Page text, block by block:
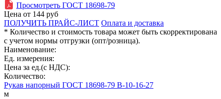
Просмотреть ГОСТ 18698-79
Цена от 144 руб
ПОЛУЧИТЬ ПРАЙС-ЛИСТ Оплата и доставка
* Количество и стоимость товара может быть скорректирована
с учетом нормы отгрузки (опт/розница).
Наименование:
Ед. измерения:
Цена за ед.(с НДС):
Количество:
Рукав напорный ГОСТ 18698-79 В-10-16-27
м